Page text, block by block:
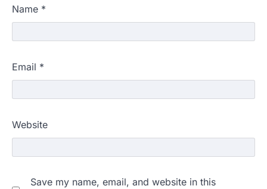
Name *
Email *
Website
Save my name, email, and website in this